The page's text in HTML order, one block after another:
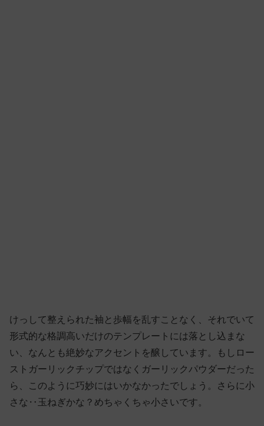
けっして整えられた袖と歩幅を乱すことなく、それでいて
形式的な格調高いだけのテンプレートには落とし込まな
い、なんとも絶妙なアクセントを醸しています。もしロー
ストガーリックチップではなくガーリックパウダーだった
ら、このように巧妙にはいかなかったでしょう。さらに小
さな‥玉ねぎかな？めちゃくちゃ小さいです。